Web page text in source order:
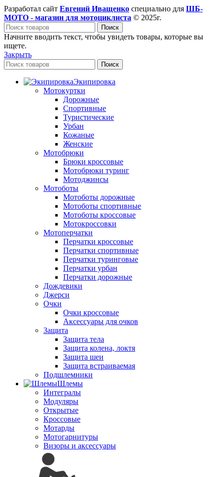
Разработал сайт Евгений Иващенко специально для ШБ-
МОТО - магазин для мотоциклиста © 2025г.
Поиск
Начните вводить текст, чтобы увидеть товары, которые вы
ищете.
Закрыть
Поиск
Экипировка
Мотокуртки
Дорожные
Спортивные
Туристические
Урбан
Кожаные
Женские
Мотобрюки
Брюки кроссовые
Мотобрюки туринг
Мотоджинсы
Мотоботы
Мотоботы дорожные
Мотоботы спортивные
Мотоботы кроссовые
Мотокроссовки
Мотоперчатки
Перчатки кроссовые
Перчатки спортивные
Перчатки туринговые
Перчатки урбан
Перчатки дорожные
Дождевики
Джерси
Очки
Очки кроссовые
Аксессуары для очков
Защита
Защита тела
Защита колена, локтя
Защита шеи
Защита встраиваемая
Подшлемники
Шлемы
Интегралы
Модуляры
Открытые
Кроссовые
Мотарды
Мотогарнитуры
Визоры и аксессуары